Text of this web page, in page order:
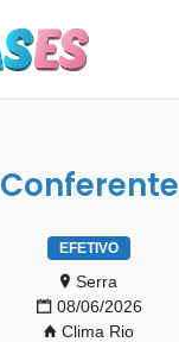
Conferente
EFETIVO
Serra
08/06/2026
Clima Rio